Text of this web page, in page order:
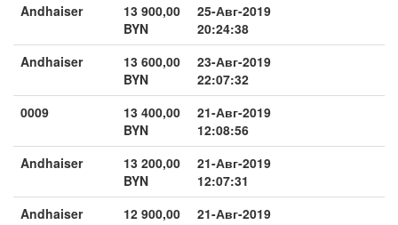
Andhaiser
13 900,00
BYN
25-Авг-2019
20:24:38
Andhaiser
13 600,00
BYN
23-Авг-2019
22:07:32
0009
13 400,00
BYN
21-Авг-2019
12:08:56
Andhaiser
13 200,00
BYN
21-Авг-2019
12:07:31
Andhaiser
12 900,00
21-Авг-2019